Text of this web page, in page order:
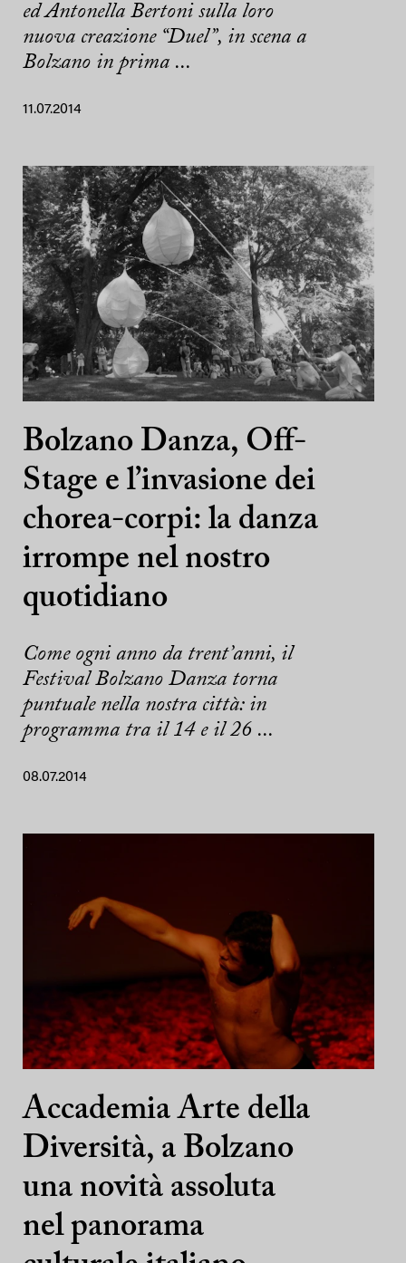
ed Antonella Bertoni sulla loro
nuova creazione “Duel”, in scena a
Bolzano in prima ...
11.07.2014
Bolzano Danza, Off-
Stage e l’invasione dei
chorea-corpi: la danza
irrompe nel nostro
quotidiano
Come ogni anno da trent’anni, il
Festival Bolzano Danza torna
puntuale nella nostra città: in
programma tra il 14 e il 26 ...
08.07.2014
Accademia Arte della
Diversità, a Bolzano
una novità assoluta
nel panorama